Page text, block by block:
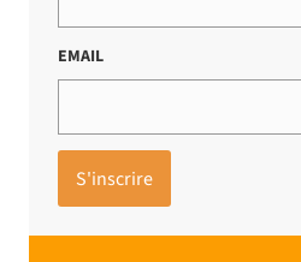
EMAIL
S'inscrire